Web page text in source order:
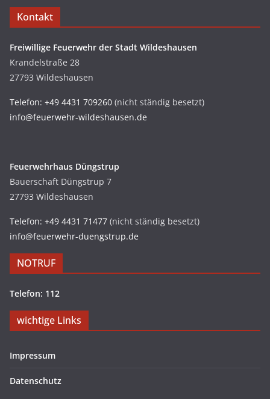
Kontakt
Freiwillige Feuerwehr der Stadt Wildeshausen
Krandelstraße 28
27793 Wildeshausen
Telefon: +49 4431 709260 (nicht ständig besetzt)
info@feuerwehr-wildeshausen.de
Feuerwehrhaus Düngstrup
Bauerschaft Düngstrup 7
27793 Wildeshausen
Telefon: +49 4431 71477 (nicht ständig besetzt)
info@feuerwehr-duengstrup.de
NOTRUF
Telefon: 112
wichtige Links
Impressum
Datenschutz